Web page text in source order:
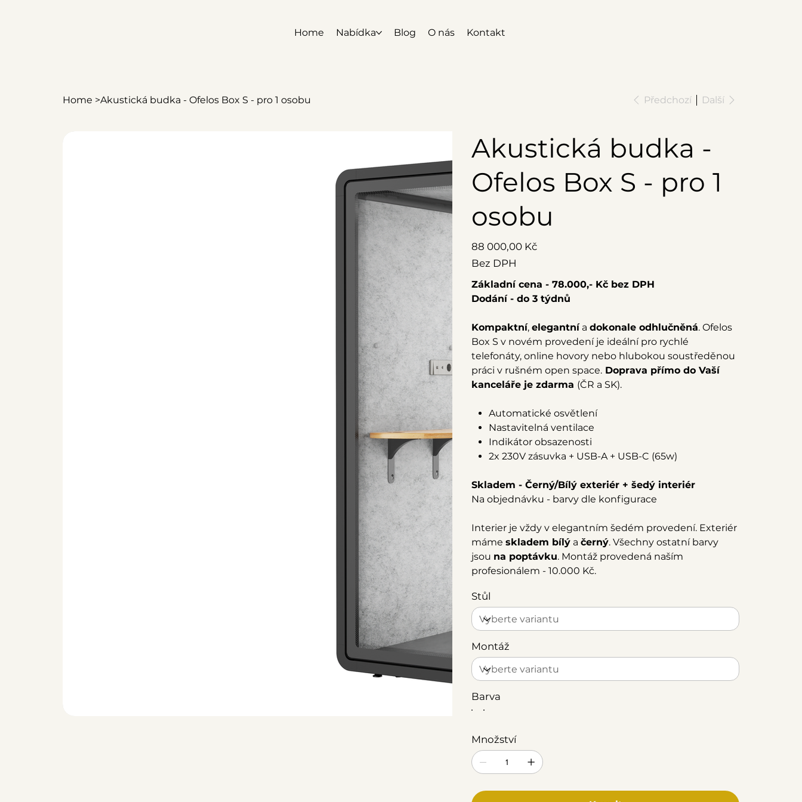
Home Nabídka Blog O nás Kontakt
Home >Akustická budka - Ofelos Box S - pro 1 osobu Předchozí Další
Akustická budka -
Ofelos Box S - pro 1
osobu
Cena
88 000,00 Kč
Bez DPH
Základní cena - 78.000,- Kč bez DPH
Dodání - do 3 týdnů
Kompaktní, elegantnía dokonale odhlučněná. Ofelos
Box S v novém provedení je ideální pro rychlé
telefonáty, online hovory nebo hlubokou soustředěnou
práci v rušném open space.Doprava přímo do Vaší
kanceláře je zdarma (ČR a SK).
Automatické osvětlení
Nastavitelná ventilace
Indikátor obsazenosti
2x 230V zásuvka + USB-A + USB-C (65w)
Skladem - Černý/Bílý exteriér + šedý interiér
Na objednávku - barvy dle konfigurace
Interier je vždy v elegantním šedém provedení. Exteriér
máme skladem bílýa černý. Všechny ostatní barvy
jsou na poptávku. Montáž provedená naším
profesionálem - 10.000 Kč.
Stůl
Montáž
Barva
Množství